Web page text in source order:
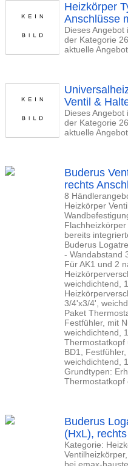
Heizkörper
Anschlüsse
Dieses
der Kategorie
aktuelle
Ventil &
Dieses
der Kategorie
aktuelle
Buderus
rechts
8
Heizkörper
bereits
Buderus
- Wandabstand
Für AK1 und 2
weichdichtend,
3/4'x3/4',
Paket
Festfühler, mit
weichdichtend,
Thermostatkopf
BD1,
weichdichtend,
Grundtypen:
Thermostatkopf
Buderus
(HxL),
Kategorie: